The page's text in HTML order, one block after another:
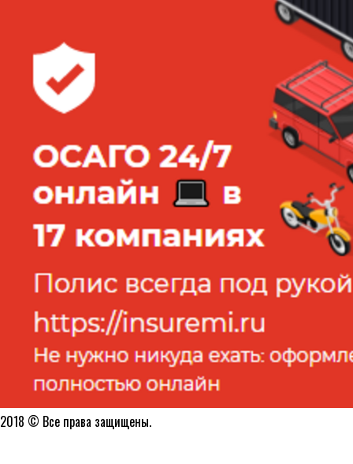
2018 © Все права защищены.